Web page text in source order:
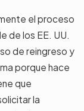
el proceso
de los EE. UU.
de reingreso y
porque hace
que
la